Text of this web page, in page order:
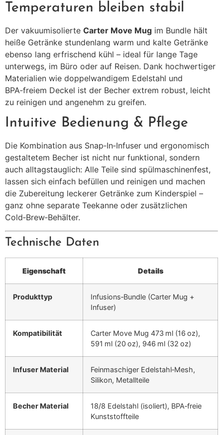
Temperaturen bleiben stabil
Der vakuumisolierte Carter Move Mug im Bundle hält
heiße Getränke stundenlang warm und kalte Getränke
ebenso lang erfrischend kühl – ideal für lange Tage
unterwegs, im Büro oder auf Reisen. Dank hochwertiger
Materialien wie doppelwandigem Edelstahl und
BPA‑freiem Deckel ist der Becher extrem robust, leicht
zu reinigen und angenehm zu greifen.
Intuitive Bedienung & Pflege
Die Kombination aus Snap‑In‑Infuser und ergonomisch
gestaltetem Becher ist nicht nur funktional, sondern
auch alltagstauglich: Alle Teile sind spülmaschinenfest,
lassen sich einfach befüllen und reinigen und machen
die Zubereitung leckerer Getränke zum Kinderspiel –
ganz ohne separate Teekanne oder zusätzlichen
Cold‑Brew‑Behälter.
Technische Daten
Eigenschaft Details
Produkttyp
Infusions‑Bundle (Carter Mug +
Infuser)
Kompatibilität
Carter Move Mug 473 ml (16 oz),
591 ml (20 oz), 946 ml (32 oz)
Infuser Material
Feinmaschiger Edelstahl‑Mesh,
Silikon, Metallteile
Becher Material
18/8 Edelstahl (isoliert), BPA‑freie
Kunststoffteile